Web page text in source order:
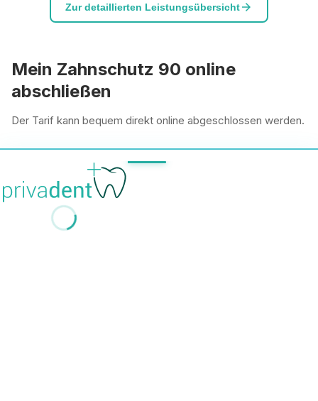
Zur detaillierten Leistungsübersichtarrow_forward
Mein Zahnschutz 90 online
abschließen
Der Tarif kann bequem direkt online abgeschlossen werden.